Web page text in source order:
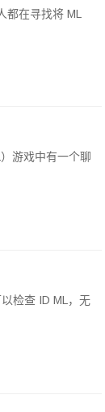
在寻找将 ML
游戏中有一个聊
检查 ID ML，无